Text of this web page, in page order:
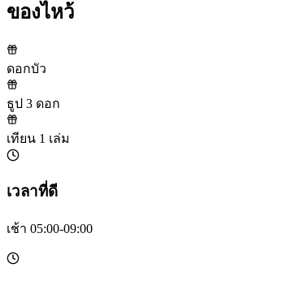
ของไหว้
ดอกบัว
ธูป 3 ดอก
เทียน 1 เล่ม
เวลาที่ดี
เช้า 05:00-09:00